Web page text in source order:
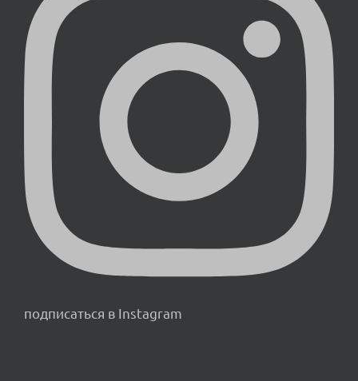
подписаться в Instagram